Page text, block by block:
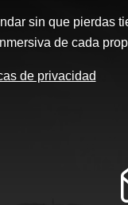
sin que pierdas
de cada
de privacidad